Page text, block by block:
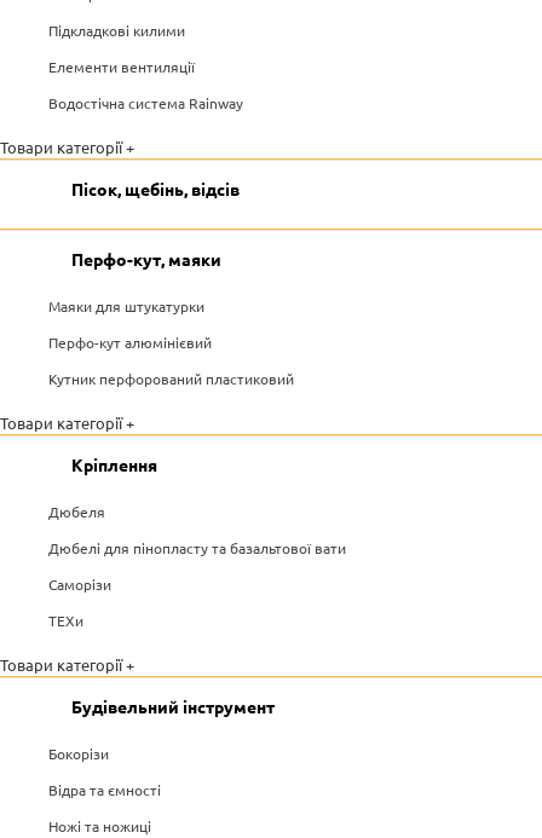
Підкладкові килими
Елементи вентиляції
Водостічна система Rainway
Товари категорії +
Пісок, щебінь, відсів
Перфо-кут, маяки
Маяки для штукатурки
Перфо-кут алюмінієвий
Кутник перфорований пластиковий
Товари категорії +
Кріплення
Дюбеля
Дюбелі для пінопласту та базальтової вати
Саморізи
ТЕХи
Товари категорії +
Будівельний інструмент
Бокорізи
Відра та ємності
Ножі та ножиці